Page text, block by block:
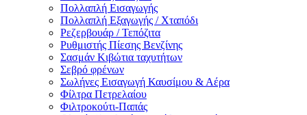
Πολλαπλή Εισαγωγής
Πολλαπλή Εξαγωγής / Χταπόδι
Ρεζερβουάρ / Τεπόζιτα
Ρυθμιστής Πίεσης Βενζίνης
Σασμάν Κιβώτια ταχυτήτων
Σεβρό φρένων
Σωλήνες Εισαγωγή Καυσίμου & Αέρα
Φίλτρα Πετρελαίου
Φιλτροκούτι-Παπάς